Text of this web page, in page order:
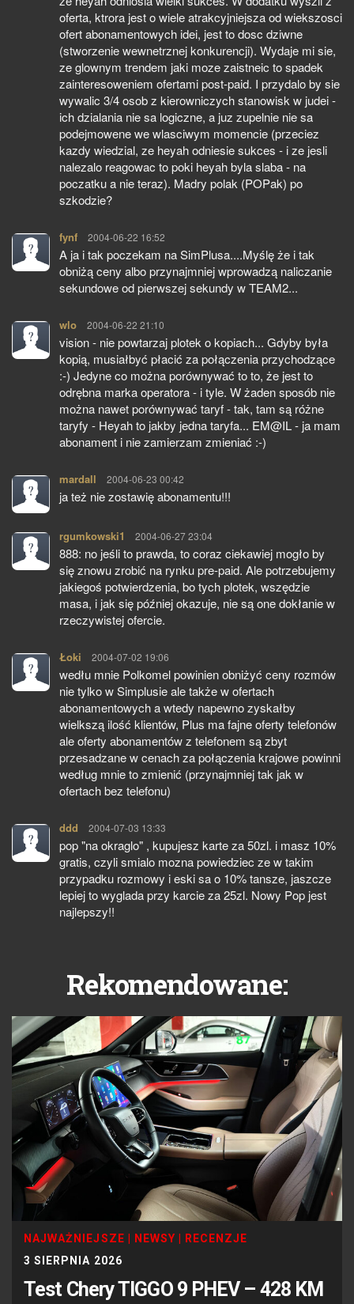
oferta, ktrora jest o wiele atrakcyjniejsza od wiekszosci
ofert abonamentowych idei, jest to dosc dziwne
(stworzenie wewnetrznej konkurencji). Wydaje mi sie,
ze glownym trendem jaki moze zaistneic to spadek
zainteresoweniem ofertami post-paid. I przydalo by sie
wywalic 3/4 osob z kierowniczych stanowisk w judei -
ich dzialania nie sa logiczne, a juz zupelnie nie sa
podejmowene we wlasciwym momencie (przeciez
kazdy wiedzial, ze heyah odniesie sukces - i ze jesli
nalezalo reagowac to poki heyah byla slaba - na
poczatku a nie teraz). Madry polak (POPak) po
szkodzie?
fynf pisze:
2004-06-22 16:52
A ja i tak poczekam na SimPlusa....Myślę że i tak
obniżą ceny albo przynajmniej wprowadzą naliczanie
sekundowe od pierwszej sekundy w TEAM2...
wlo pisze:
2004-06-22 21:10
vision - nie powtarzaj plotek o kopiach... Gdyby była
kopią, musiałbyć płacić za połączenia przychodzące
:-) Jedyne co można porównywać to to, że jest to
odrębna marka operatora - i tyle. W żaden sposób nie
można nawet porównywać taryf - tak, tam są różne
taryfy - Heyah to jakby jedna taryfa... EM@IL - ja mam
abonament i nie zamierzam zmieniać :-)
mardall pisze:
2004-06-23 00:42
ja też nie zostawię abonamentu!!!
rgumkowski1 pisze:
2004-06-27 23:04
888: no jeśli to prawda, to coraz ciekawiej mogło by
się znowu zrobić na rynku pre-paid. Ale potrzebujemy
jakiegoś potwierdzenia, bo tych plotek, wszędzie
masa, i jak się później okazuje, nie są one dokłanie w
rzeczywistej ofercie.
Łoki pisze:
2004-07-02 19:06
wedłu mnie Polkomel powinien obniżyć ceny rozmów
nie tylko w Simplusie ale także w ofertach
abonamentowych a wtedy napewno zyskałby
wielkszą ilość klientów, Plus ma fajne oferty telefonów
ale oferty abonamentów z telefonem są zbyt
przesadzane w cenach za połączenia krajowe powinni
według mnie to zmienić (przynajmniej tak jak w
ofertach bez telefonu)
ddd pisze:
2004-07-03 13:33
pop "na okraglo" , kupujesz karte za 50zl. i masz 10%
gratis, czyli smialo mozna powiedziec ze w takim
przypadku rozmowy i eski sa o 10% tansze, jaszcze
lepiej to wyglada przy karcie za 25zl. Nowy Pop jest
najlepszy!!
Rekomendowane:
NAJWAŻNIEJSZE NEWSY
RECENZJE
3 SIERPNIA 2026
Test Chery TIGGO 9 PHEV – 428 KM